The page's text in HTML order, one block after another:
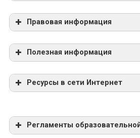
Правовая информация
организаций
Единый федеральный
том числе иностранных и
организаций, признанных в
ФЗ «О противодействии
Федеральный закон от
Полезная информация
Ресурсы в сети Интернет
Национальный Центр
противодействия
Регламенты